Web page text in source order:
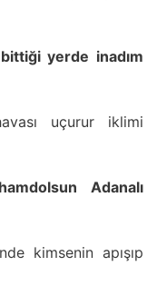
yerde inadım
uçurur iklimi
Adanalı
kimsenin apışıp